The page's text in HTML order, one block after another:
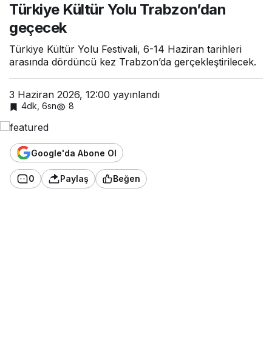
Yolu
Trabzon
k
Türkiye Kültür Yolu Trabzon’dan
geçecek
Türkiye Kültür Yolu Festivali, 6-14 Haziran tarihleri
arasında dördüncü kez Trabzon’da gerçekleştirilecek.
3 Haziran 2026, 12:00 yayınlandı
4dk, 6sn 8
Google'da Abone Ol
0 Paylaş Beğen